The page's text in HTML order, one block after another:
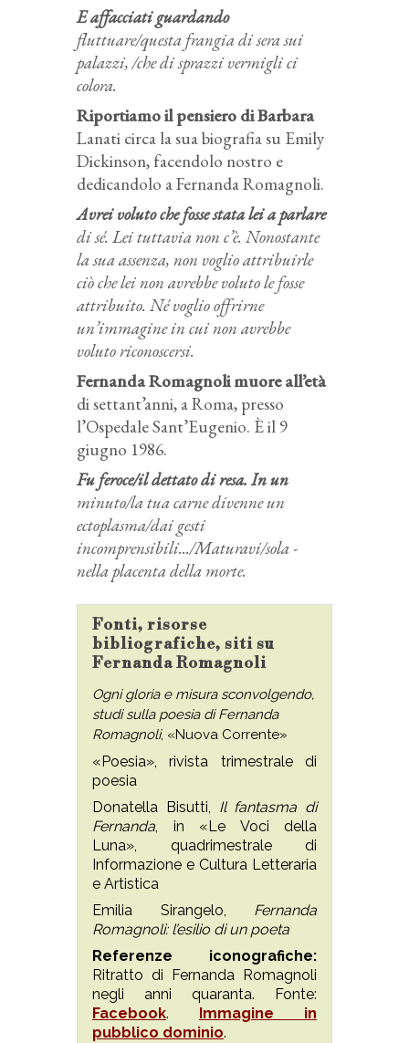
E affacciati guardando
fluttuare/questa frangia di sera sui
palazzi, /che di sprazzi vermigli ci
colora.
Riportiamo il pensiero di Barbara
Lanati circa la sua biografia su Emily
Dickinson, facendolo nostro e
dedicandolo a Fernanda Romagnoli.
Avrei voluto che fosse stata lei a parlare
di sé. Lei tuttavia non c’è. Nonostante
la sua assenza, non voglio attribuirle
ciò che lei non avrebbe voluto le fosse
attribuito. Né voglio offrirne
un’immagine in cui non avrebbe
voluto riconoscersi.
Fernanda Romagnoli muore all’età
di settant’anni, a Roma, presso
l’Ospedale Sant’Eugenio. È il 9
giugno 1986.
Fu feroce/il dettato di resa. In un
minuto/la tua carne divenne un
ectoplasma/dai gesti
incomprensibili.../Maturavi/sola -
nella placenta della morte.
Fonti, risorse
bibliografiche, siti su
Fernanda Romagnoli
Ogni gloria e misura sconvolgendo,
studi sulla poesia di Fernanda
Romagnoli, «Nuova Corrente»
«Poesia», rivista trimestrale di
poesia
Donatella Bisutti, Il fantasma di
Fernanda, in «Le Voci della
Luna», quadrimestrale di
Informazione e Cultura Letteraria
e Artistica
Emilia Sirangelo, Fernanda
Romagnoli: l’esilio di un poeta
Referenze iconografiche:
Ritratto di Fernanda Romagnoli
negli anni quaranta. Fonte:
Facebook.
Immagine in
pubblico dominio.